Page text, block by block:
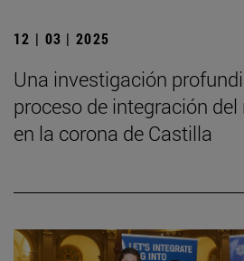
12 | 03 | 2025
Una investigación
proceso de integración
en la corona de Castilla